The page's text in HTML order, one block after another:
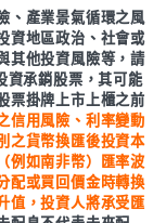
、產業景氣循環之風
資地區政治、社會或
其他投資風險等，請
資承銷股票，其可能
票掛牌上市上櫃之前
信用風險、利率變動
之貨幣換匯後投資本
例如南非幣）匯率波
配或買回價金時轉換
值，投資人將承受匯